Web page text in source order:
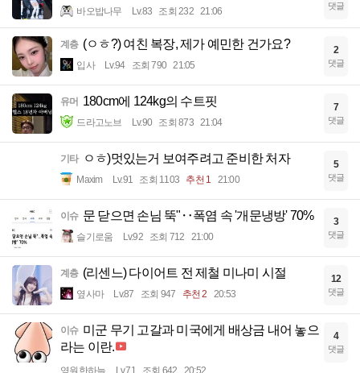
바오밥나무 Lv.83 조회 232 21:06 댓글
계층 (ㅇㅎ?) 여친 복장, 제가 예민한 건가요?
입사 Lv.94 조회 790 21:05
2
댓글
유머 180cm에 124kg의 수트핏
드라고노브 Lv.90 조회 873 21:04
7
댓글
기타 ㅇㅎ)멋있는거 보여주려고 준비한 처자
Maxim Lv.91 조회 1103 추천 1 21:00
5
댓글
이슈 문 닫으면 손님 뚝"‥폭염 속 '개문냉방' 70%
슬기로움 Lv.92 조회 712 21:00
3
댓글
계층 (리센느) 다이어트 전 제철 미나미 시절
옆사마 Lv.87 조회 947 추천 2 20:53
12
댓글
이슈 미군 무기 고갈과 미국에게 배상금 내어 놓으
라는 이란.
영원한하늘 Lv.71 조회 642 20:52
4
댓글